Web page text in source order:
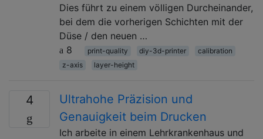
Dies führt zu einem völligen Durcheinander,
bei dem die vorherigen Schichten mit der
Düse / den neuen …
8
print-quality diy-3d-printer
calibration
z-axis
layer-height
4
Ultrahohe Präzision und
Genauigkeit beim Drucken
Ich arbeite in einem Lehrkrankenhaus und